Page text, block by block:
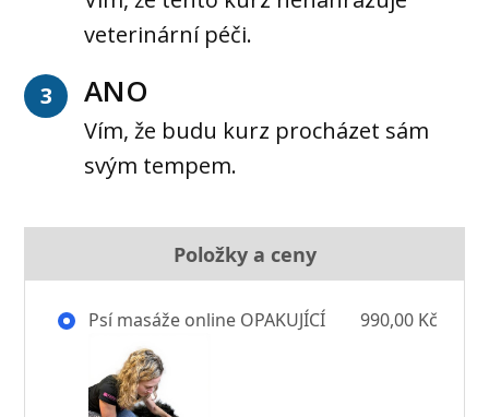
veterinární péči.
3 ANO
Vím, že budu kurz procházet sám
svým tempem.
Položky a ceny
Psí masáže online OPAKUJÍCÍ 990,00 Kč